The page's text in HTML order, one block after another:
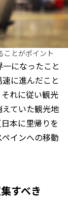
ことがポイント
になったこと
に進んだこと
れに従い観光
ていた観光地
本に里帰りを
インへの移動
すべき